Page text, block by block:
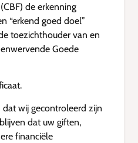
de erkenning
“erkend goed doel”
toezichthouder van en
Goede
wij gecontroleerd zijn
dat uw giften,
financiële